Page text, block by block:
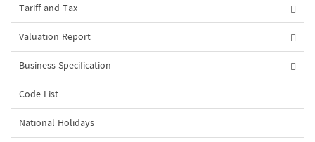
Tariff and Tax
Valuation Report
Business Specification
Code List
National Holidays